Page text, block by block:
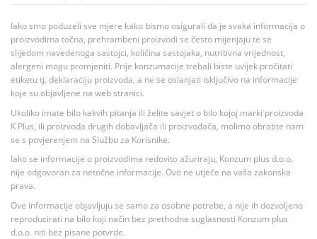
Iako smo poduzeli sve mjere kako bismo osigurali da je svaka informacija o
proizvodima točna, prehrambeni proizvodi se često mijenjaju te se
slijedom navedenoga sastojci, količina sastojaka, nutritivna vrijednost,
alergeni mogu promjeniti. Prije konzumacije trebali biste uvijek pročitati
etiketu tj. deklaraciju proizvoda, a ne se oslanjati isključivo na informacije
koje su objavljene na web stranici.
Ukoliko imate bilo kakvih pitanja ili želite savjet o bilo kojoj marki proizvoda
K Plus, ili proizvoda drugih dobavljača ili proizvođača, molimo obratite nam
se s povjerenjem na Službu za Korisnike.
Iako se informacije o proizvodima redovito ažuriraju, Konzum plus d.o.o.
nije odgovoran za netočne informacije. Ovo ne utječe na vaša zakonska
prava.
Ove informacije objavljuju se samo za osobne potrebe, a nije ih dozvoljeno
reproducirati na bilo koji način bez prethodne suglasnosti Konzum plus
d.o.o. niti bez pisane potvrde.